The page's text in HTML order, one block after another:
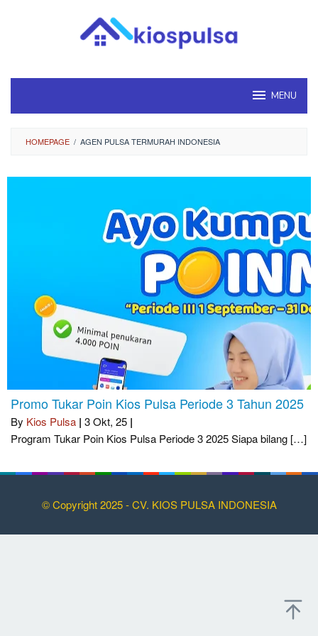
MENU
HOMEPAGE / AGEN PULSA TERMURAH INDONESIA
Promo Tukar Poin Kios Pulsa Periode 3 Tahun 2025
By Kios Pulsa | 3Okt, 25 |
Program Tukar Poin Kios Pulsa Periode 3 2025 Siapa bilang […]
© Copyright 2025 - CV. KIOS PULSA INDONESIA